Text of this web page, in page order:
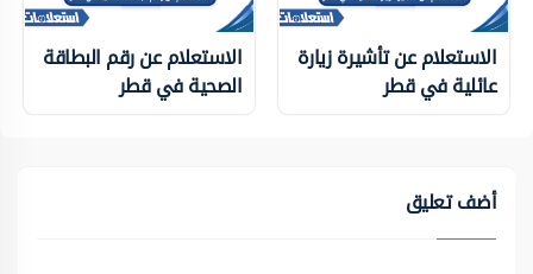
الاستعلام عن تأشيرة زيارة
عائلية في قطر
الاستعلام عن رقم البطاقة
الصحية في قطر
أضف تعليق